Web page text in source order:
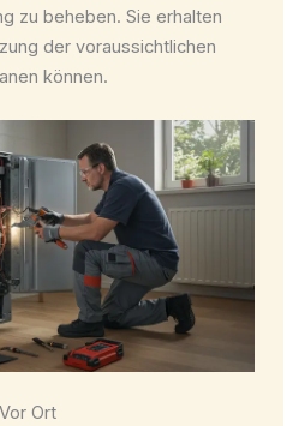
zu beheben. Sie erhalten
der voraussichtlichen
können.
Ort